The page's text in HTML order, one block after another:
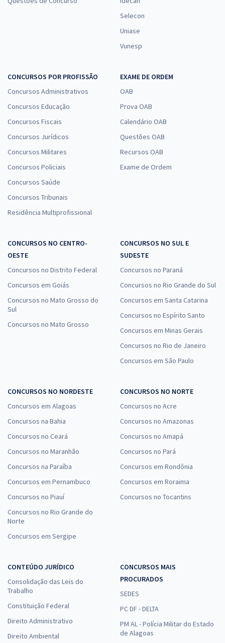
Selecon
Uniase
Vunesp
CONCURSOS POR PROFISSÃO
Concursos Administrativos
Concursos Educação
Concursos Fiscais
Concursos Jurídicos
Concursos Militares
Concursos Policiais
Concursos Saúde
Concursos Tribunais
Residência Multiprofissional
EXAME DE ORDEM
OAB
Prova OAB
Calendário OAB
Questões OAB
Recursos OAB
Exame de Ordem
CONCURSOS NO CENTRO-
OESTE
Concursos no Distrito Federal
Concursos em Goiás
Concursos no Mato Grosso do
Sul
Concursos no Mato Grosso
CONCURSOS NO SUL E
SUDESTE
Concursos no Paraná
Concursos no Rio Grande do Sul
Concursos em Santa Catarina
Concursos no Espírito Santo
Concursos em Minas Gerais
Concursos no Rio de Janeiro
Concursos em São Paulo
CONCURSOS NO NORDESTE
Concursos em Alagoas
Concursos na Bahia
Concursos no Ceará
Concursos no Maranhão
Concursos na Paraíba
Concursos em Pernambuco
Concursos no Piauí
Concursos no Rio Grande do
Norte
Concursos em Sergipe
CONCURSOS NO NORTE
Concursos no Acre
Concursos no Amazonas
Concursos no Amapá
Concursos no Pará
Concursos em Rondônia
Concursos em Roraima
Concursos no Tocantins
CONTEÚDO JURÍDICO
Consolidação das Leis do
Trabalho
Constituição Federal
Direito Administrativo
Direito Ambiental
CONCURSOS MAIS
PROCURADOS
SEDES
PC DF - DELTA
PM AL - Polícia Militar do Estado
de Alagoas